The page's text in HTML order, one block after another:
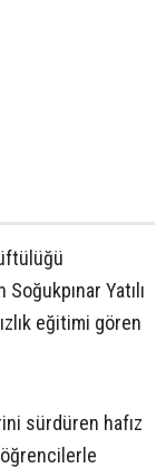
Yatılı
eğitimi gören
sürdüren hafız
öğrencilerle